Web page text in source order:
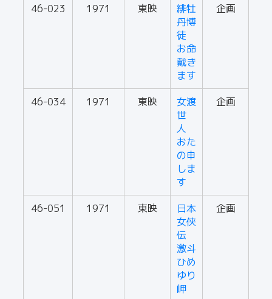
46-023 1971 東映
緋牡
丹博
徒
お命
戴き
ます
企画
46-034 1971 東映
女渡
世
人
おた
の申
しま
す
企画
46-051 1971 東映
日本
女侠
伝
激斗
ひめ
ゆり
岬
企画